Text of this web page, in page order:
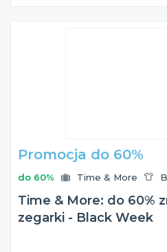
Promocja do 60%
do 60% Time & More
Time & More: do 60%
zegarki - Black Week